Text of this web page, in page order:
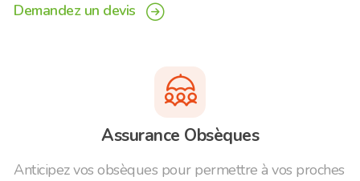
Demandez un devis navigation_right_circle
family_umbrella_protect
Assurance Obsèques
Anticipez vos obsèques pour permettre à vos proches